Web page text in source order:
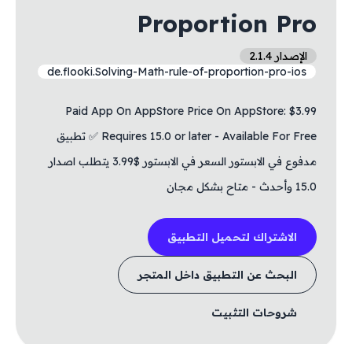
Proportion Pro
الإصدار 2.1.4
de.flooki.Solving-Math-rule-of-proportion-pro-ios
Paid App On AppStore Price On AppStore: $3.99
Requires 15.0 or later - Available For Free ✅ تطبيق
مدفوع في الابستور السعر في الابستور $3.99 يتطلب اصدار
15.0 وأحدث - متاح بشكل مجان
الاشتراك لتحميل التطبيق
البحث عن التطبيق داخل المتجر
شروحات التثبيت